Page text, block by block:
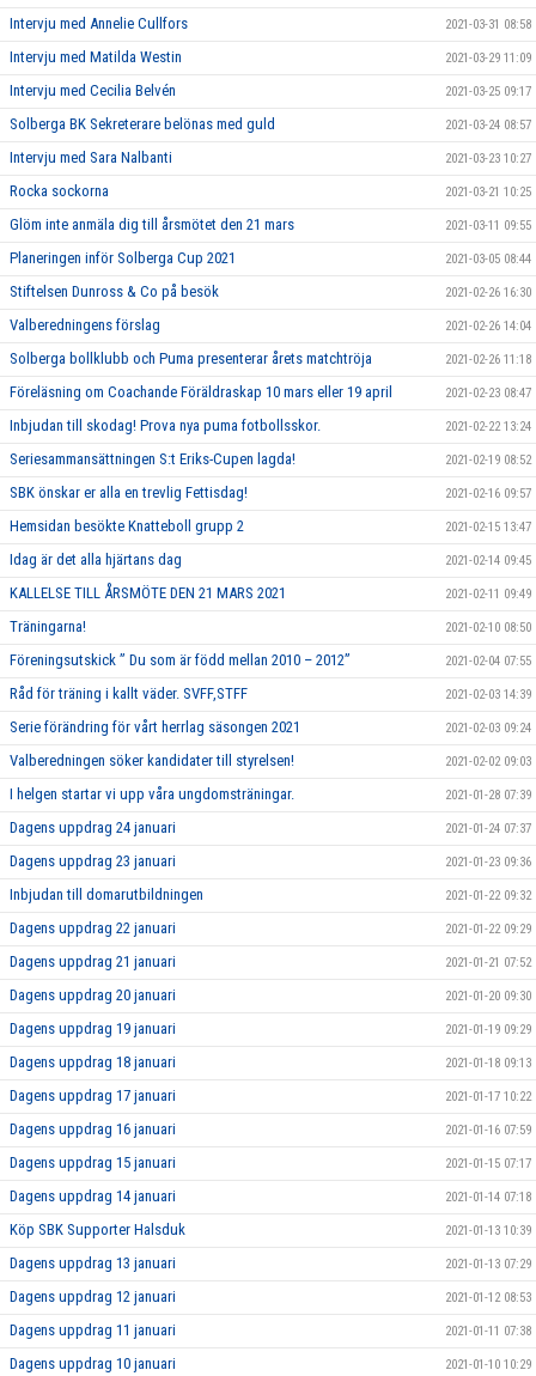
Intervju med Annelie Cullfors 2021-03-31 08:58
Intervju med Matilda Westin 2021-03-29 11:09
Intervju med Cecilia Belvén 2021-03-25 09:17
Solberga BK Sekreterare belönas med guld 2021-03-24 08:57
Intervju med Sara Nalbanti 2021-03-23 10:27
Rocka sockorna 2021-03-21 10:25
Glöm inte anmäla dig till årsmötet den 21 mars 2021-03-11 09:55
Planeringen inför Solberga Cup 2021 2021-03-05 08:44
Stiftelsen Dunross & Co på besök 2021-02-26 16:30
Valberedningens förslag 2021-02-26 14:04
Solberga bollklubb och Puma presenterar årets matchtröja 2021-02-26 11:18
Föreläsning om Coachande Föräldraskap 10 mars eller 19 april 2021-02-23 08:47
Inbjudan till skodag! Prova nya puma fotbollsskor. 2021-02-22 13:24
Seriesammansättningen S:t Eriks-Cupen lagda! 2021-02-19 08:52
SBK önskar er alla en trevlig Fettisdag! 2021-02-16 09:57
Hemsidan besökte Knatteboll grupp 2 2021-02-15 13:47
Idag är det alla hjärtans dag 2021-02-14 09:45
KALLELSE TILL ÅRSMÖTE DEN 21 MARS 2021 2021-02-11 09:49
Träningarna! 2021-02-10 08:50
Föreningsutskick ” Du som är född mellan 2010 – 2012” 2021-02-04 07:55
Råd för träning i kallt väder. SVFF,STFF 2021-02-03 14:39
Serie förändring för vårt herrlag säsongen 2021 2021-02-03 09:24
Valberedningen söker kandidater till styrelsen! 2021-02-02 09:03
I helgen startar vi upp våra ungdomsträningar. 2021-01-28 07:39
Dagens uppdrag 24 januari 2021-01-24 07:37
Dagens uppdrag 23 januari 2021-01-23 09:36
Inbjudan till domarutbildningen 2021-01-22 09:32
Dagens uppdrag 22 januari 2021-01-22 09:29
Dagens uppdrag 21 januari 2021-01-21 07:52
Dagens uppdrag 20 januari 2021-01-20 09:30
Dagens uppdrag 19 januari 2021-01-19 09:29
Dagens uppdrag 18 januari 2021-01-18 09:13
Dagens uppdrag 17 januari 2021-01-17 10:22
Dagens uppdrag 16 januari 2021-01-16 07:59
Dagens uppdrag 15 januari 2021-01-15 07:17
Dagens uppdrag 14 januari 2021-01-14 07:18
Köp SBK Supporter Halsduk 2021-01-13 10:39
Dagens uppdrag 13 januari 2021-01-13 07:29
Dagens uppdrag 12 januari 2021-01-12 08:53
Dagens uppdrag 11 januari 2021-01-11 07:38
Dagens uppdrag 10 januari 2021-01-10 10:29